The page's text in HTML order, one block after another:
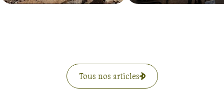
Tous nos articles